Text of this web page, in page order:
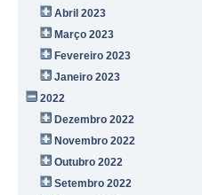
Abril 2023
Março 2023
Fevereiro 2023
Janeiro 2023
2022
Dezembro 2022
Novembro 2022
Outubro 2022
Setembro 2022